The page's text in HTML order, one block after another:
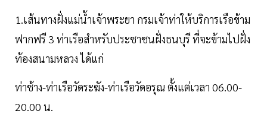
1.เส้นทางฝั่งแม่น้ำเจ้าพระยา กรมเจ้าท่าให้บริการเรือข้าม
ฟากฟรี 3 ท่าเรือสำหรับประชาชนฝั่งธนบุรี ที่จะข้ามไปฝั่ง
ท้องสนามหลวง ได้แก่
ท่าช้าง-ท่าเรือวัดระฆัง-ท่าเรือวัดอรุณ ตั้งแต่เวลา 06.00-
20.00 น.